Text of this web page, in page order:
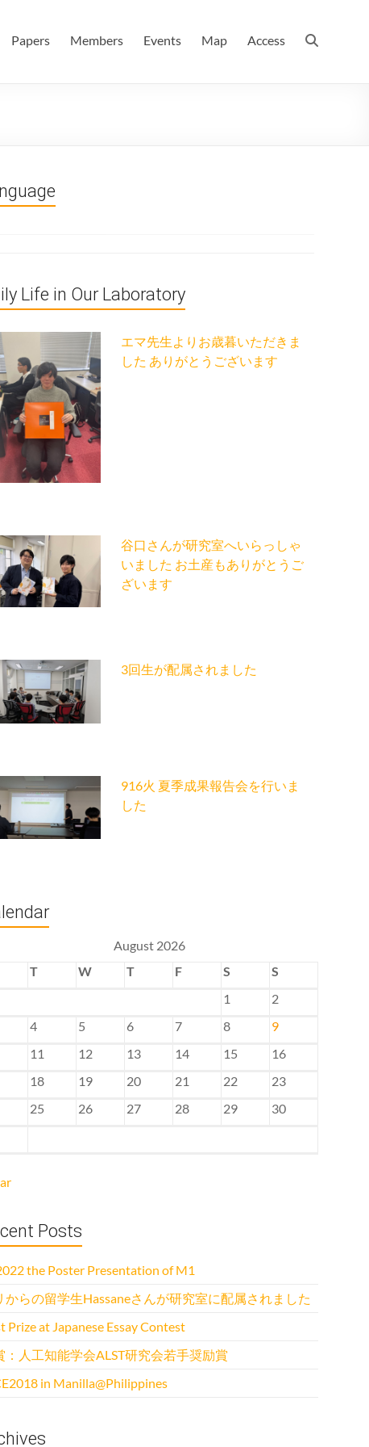
Papers Members Events Map Access
Life in Our Laboratory
エマ先生よりお歳暮いただきま
した ありがとうございます
谷口さんが研究室へいらっしゃ
いました お土産もありがとうご
ざいます
3回生が配属されました
916火 夏季成果報告会を行いま
した
August 2026
T W T F S
S
1
2
4 5 6 7 8
9
11 12 13 14 15
16
18 19 20 21 22
23
25 26 27 28 29
30
Posts
the Poster Presentation of M1
からの留学生Hassaneさんが研究室に配属されました
Prize at Japanese Essay Contest
：人工知能学会ALST研究会若手奨励賞
in Manilla@Philippines